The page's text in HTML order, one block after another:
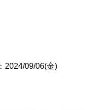
：2024/09/06(金)